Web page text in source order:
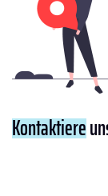
Kontaktiere